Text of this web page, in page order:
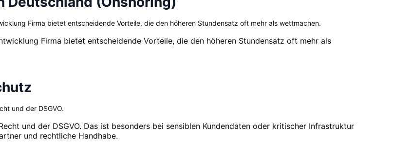
Firma bietet entscheidende Vorteile, die den höheren Stundensatz oft mehr als wettmachen.
Firma bietet entscheidende Vorteile, die den höheren Stundensatz oft mehr als
und der DSGVO.
und der DSGVO. Das ist besonders bei sensiblen Kundendaten oder kritischer Infrastruktur
und rechtliche Handhabe.